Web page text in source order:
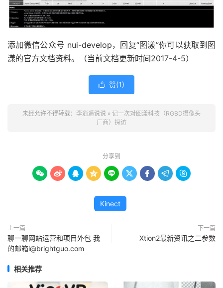
添加微信公众号 nui-develop，回复“图漾”你可以获取到图
漾的官方文档资料。（当前文档更新时间2017-4-5）
 赞(1)
未经允许不得转载： 李逍遥说说 » 记一次对图漾科技（RGBD摄像头
厂商）探访
分享到
        
Kinect
上一篇
聊一聊网站运营和项目外包 我
的邮箱i@brightguo.com
下一篇
Xtion2最新资讯之二参数
相关推荐